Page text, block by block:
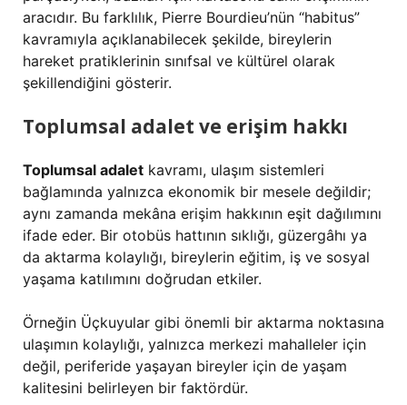
aracıdır. Bu farklılık, Pierre Bourdieu’nün “habitus”
kavramıyla açıklanabilecek şekilde, bireylerin
hareket pratiklerinin sınıfsal ve kültürel olarak
şekillendiğini gösterir.
Toplumsal adalet ve erişim hakkı
Toplumsal adalet kavramı, ulaşım sistemleri
bağlamında yalnızca ekonomik bir mesele değildir;
aynı zamanda mekâna erişim hakkının eşit dağılımını
ifade eder. Bir otobüs hattının sıklığı, güzergâhı ya
da aktarma kolaylığı, bireylerin eğitim, iş ve sosyal
yaşama katılımını doğrudan etkiler.
Örneğin Üçkuyular gibi önemli bir aktarma noktasına
ulaşımın kolaylığı, yalnızca merkezi mahalleler için
değil, periferide yaşayan bireyler için de yaşam
kalitesini belirleyen bir faktördür.